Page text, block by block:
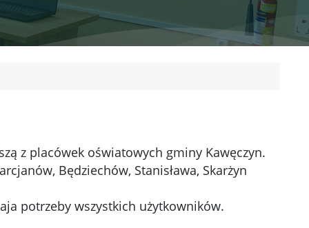
z placówek oświatowych gminy Kawęczyn.
Będziechów, Stanisława, Skarżyn
potrzeby wszystkich użytkowników.